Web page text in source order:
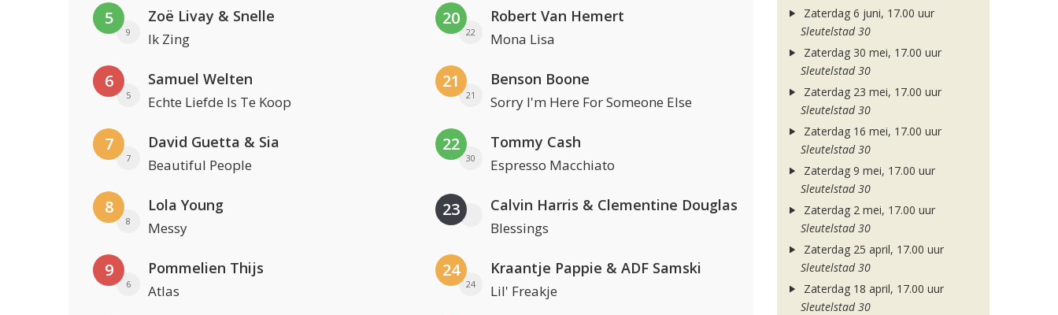
5
9
Zoë Livay & Snelle
Ik Zing
6
5
Samuel Welten
Echte Liefde Is Te Koop
7
7
David Guetta & Sia
Beautiful People
8
8
Lola Young
Messy
9
6
Pommelien Thijs
Atlas
20
22
Robert Van Hemert
Mona Lisa
21
21
Benson Boone
Sorry I'm Here For Someone Else
22
30
Tommy Cash
Espresso Macchiato
23 Calvin Harris & Clementine Douglas
Blessings
24
24
Kraantje Pappie & ADF Samski
Lil' Freakje
Zaterdag 6 juni, 17.00 uur
Sleutelstad 30
Zaterdag 30 mei, 17.00 uur
Sleutelstad 30
Zaterdag 23 mei, 17.00 uur
Sleutelstad 30
Zaterdag 16 mei, 17.00 uur
Sleutelstad 30
Zaterdag 9 mei, 17.00 uur
Sleutelstad 30
Zaterdag 2 mei, 17.00 uur
Sleutelstad 30
Zaterdag 25 april, 17.00 uur
Sleutelstad 30
Zaterdag 18 april, 17.00 uur
Sleutelstad 30